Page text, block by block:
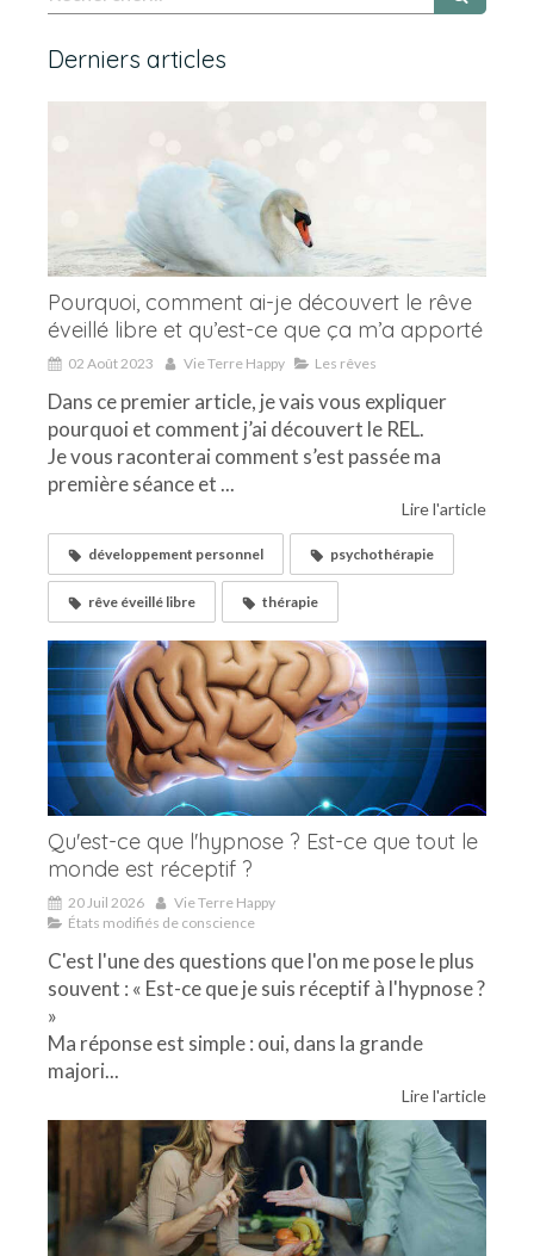
Derniers articles
Pourquoi, comment ai-je découvert le rêve
éveillé libre et qu’est-ce que ça m’a apporté
02 Août 2023 Vie Terre Happy Les rêves
Dans ce premier article, je vais vous expliquer
pourquoi et comment j’ai découvert le REL.
Je vous raconterai comment s’est passée ma
première séance et ...
Lire l'article
développement personnel psychothérapie
rêve éveillé libre thérapie
Qu'est-ce que l'hypnose ? Est-ce que tout le
monde est réceptif ?
20 Juil 2026
Vie Terre Happy
États modifiés de conscience
C'est l'une des questions que l'on me pose le plus
souvent : « Est-ce que je suis réceptif à l'hypnose ?
»
Ma réponse est simple : oui, dans la grande
majori...
Lire l'article